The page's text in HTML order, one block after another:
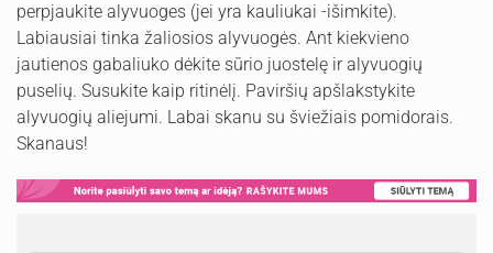
perpjaukite alyvuoges (jei yra kauliukai -išimkite).
Labiausiai tinka žaliosios alyvuogės. Ant kiekvieno
jautienos gabaliuko dėkite sūrio juostelę ir alyvuogių
puselių. Susukite kaip ritinėlį. Paviršių apšlakstykite
alyvuogių aliejumi. Labai skanu su šviežiais pomidorais.
Skanaus!